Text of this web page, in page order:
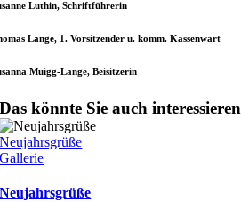
Luthin, Schriftführerin
Lange, 1. Vorsitzender u. komm. Kassenwart
Muigg-Lange, Beisitzerin
Das könnte Sie auch interessieren
Neujahrsgrüße
Gallerie
Neujahrsgrüße